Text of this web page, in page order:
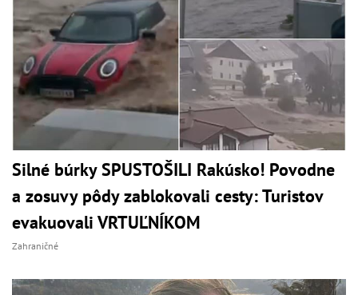
Silné búrky SPUSTOŠILI Rakúsko! Povodne
a zosuvy pôdy zablokovali cesty: Turistov
evakuovali VRTUĽNÍKOM
Zahraničné